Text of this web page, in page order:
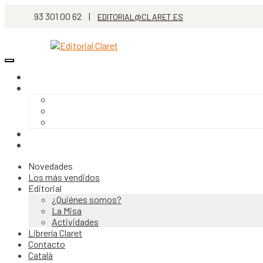
93 301 00 62 | EDITORIAL@CLARET.ES
Novedades
Los más vendidos
Editorial
¿Quiénes somos?
La Misa
Actividades
Librería Claret
Contacto
Català